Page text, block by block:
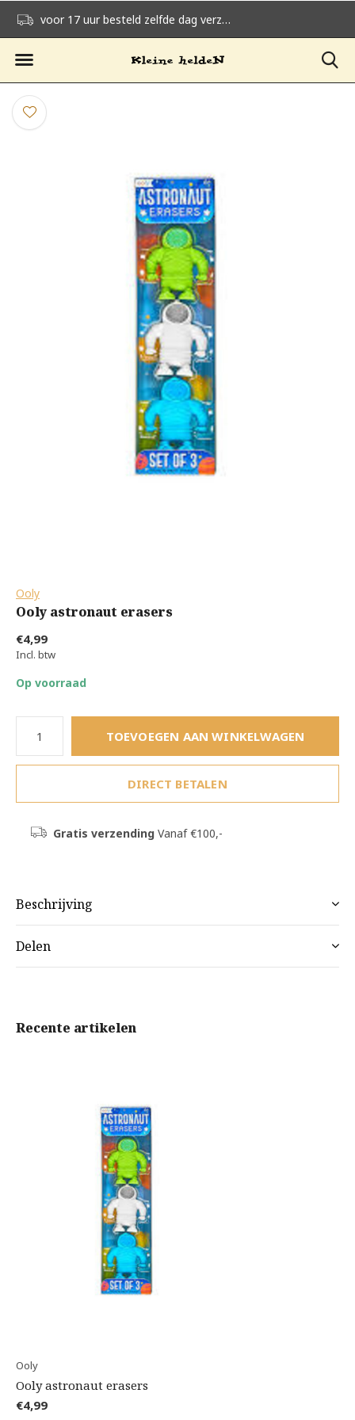
voor 17 uur besteld zelfde dag verzonden
Ooly
Ooly astronaut erasers
€4,99
Incl. btw
Op voorraad
TOEVOEGEN AAN WINKELWAGEN
DIRECT BETALEN
Gratis verzendingVanaf €100,-
Beschrijving
Delen
Recente artikelen
Ooly
Ooly astronaut erasers
€4,99